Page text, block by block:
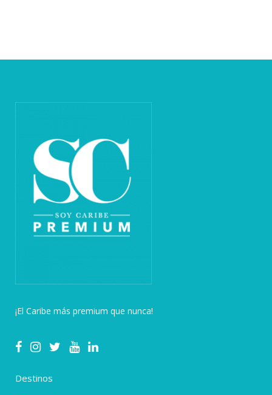
¡El Caribe más premium que nunca!
Destinos